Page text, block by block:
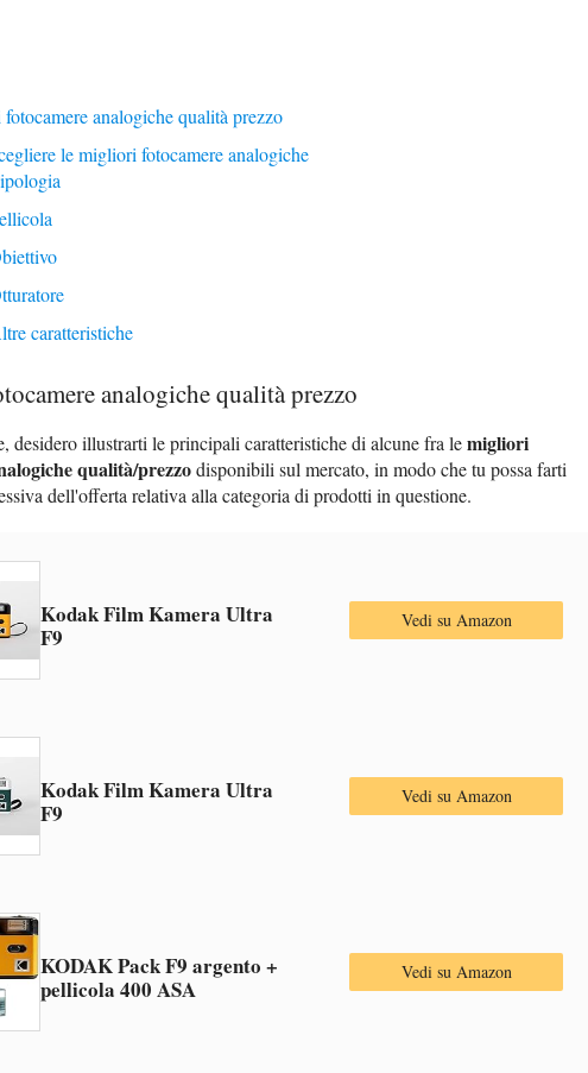
analogiche qualità prezzo
le migliori fotocamere analogiche
caratteristiche
analogiche qualità prezzo
desidero illustrarti le principali caratteristiche di alcune fra lemigliori
qualità/prezzodisponibili sul mercato, in modo che tu possa farti
dell'offerta relativa alla categoria di prodotti in questione.
Kodak Film Kamera Ultra
F9
Vedi su Amazon
Kodak Film Kamera Ultra
F9
Vedi su Amazon
KODAK Pack F9 argento +
pellicola 400 ASA
Vedi su Amazon